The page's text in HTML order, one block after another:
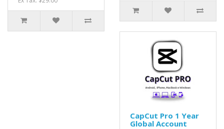
CapCut Pro 1 Year
Global Account